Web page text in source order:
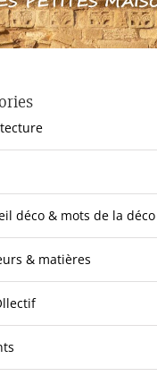
déco & mots de la déco
& matières